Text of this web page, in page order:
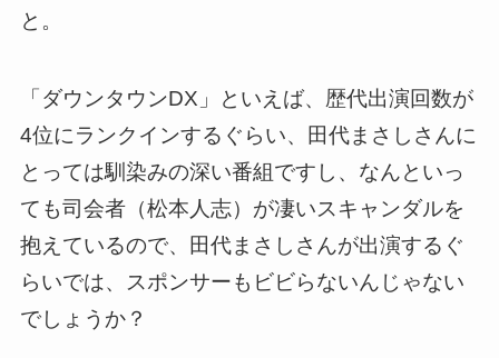
と。
「ダウンタウンDX」といえば、歴代出演回数が
4位にランクインするぐらい、田代まさしさんに
とっては馴染みの深い番組ですし、なんといっ
ても司会者（松本人志）が凄いスキャンダルを
抱えているので、田代まさしさんが出演するぐ
らいでは、スポンサーもビビらないんじゃない
でしょうか？